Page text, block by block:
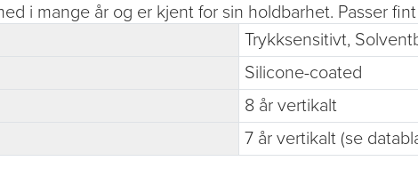
i mange år og er kjent for sin holdbarhet. Passer
Trykksensitivt,
Silicone-coated
8 år vertikalt
7 år vertikalt (se